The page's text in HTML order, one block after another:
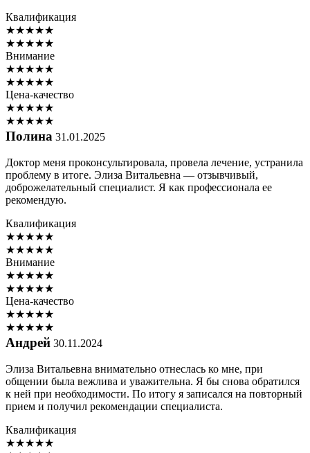
Квалификация
★★★★★
★★★★★
Внимание
★★★★★
★★★★★
Цена-качество
★★★★★
★★★★★
Полина 31.01.2025
Доктор меня проконсультировала, провела лечение, устранила
проблему в итоге. Элиза Витальевна — отзывчивый,
доброжелательный специалист. Я как профессионала ее
рекомендую.
Квалификация
★★★★★
★★★★★
Внимание
★★★★★
★★★★★
Цена-качество
★★★★★
★★★★★
Андрей 30.11.2024
Элиза Витальевна внимательно отнеслась ко мне, при
общении была вежлива и уважительна. Я бы снова обратился
к ней при необходимости. По итогу я записался на повторный
прием и получил рекомендации специалиста.
Квалификация
★★★★★